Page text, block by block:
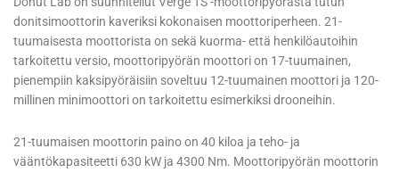
donitsimoottorin kaveriksi kokonaisen moottoriperheen. 21-
tuumaisesta moottorista on sekä kuorma- että henkilöautoihin
tarkoitettu versio, moottoripyörän moottori on 17-tuumainen,
pienempiin kaksipyöräisiin soveltuu 12-tuumainen moottori ja 120-
millinen minimoottori on tarkoitettu esimerkiksi drooneihin.
21-tuumaisen moottorin paino on 40 kiloa ja teho- ja
vääntökapasiteetti 630 kW ja 4300 Nm. Moottoripyörän moottorin